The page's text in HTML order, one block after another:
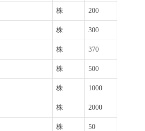
株 200
株 300
株 370
株 500
株 1000
株 2000
株 50